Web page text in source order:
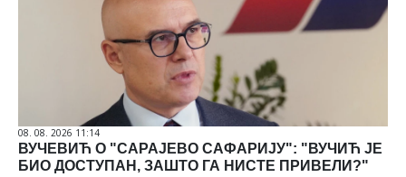
08. 08. 2026 11:14
ВУЧЕВИЋ О "САРАЈЕВО САФАРИЈУ": "ВУЧИЋ ЈЕ
БИО ДОСТУПАН, ЗАШТО ГА НИСТЕ ПРИВЕЛИ?"